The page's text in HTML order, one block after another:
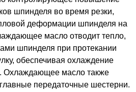
шпинделя во время резки,
деформации шпинделя на
масло отводит тепло,
шпинделя при протекании
обеспечивая охлаждение
Охлаждающее масло также
передаточные шестерни.